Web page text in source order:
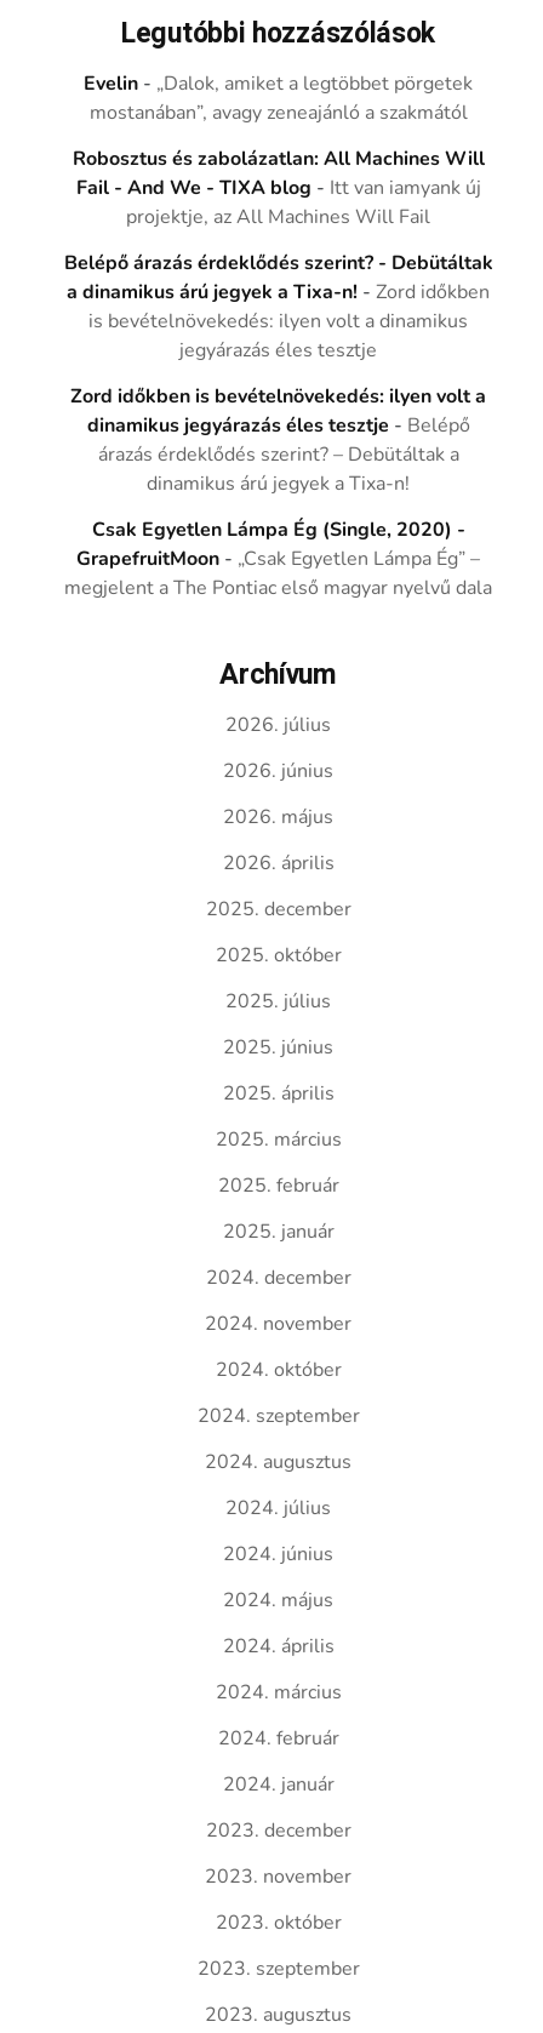
Legutóbbi hozzászólások
Evelin - „Dalok, amiket a legtöbbet pörgetek
mostanában”, avagy zeneajánló a szakmától
Robosztus és zabolázatlan: All Machines Will
Fail - And We - TIXA blog - Itt van iamyank új
projektje, az All Machines Will Fail
Belépő árazás érdeklődés szerint? - Debütáltak
a dinamikus árú jegyek a Tixa-n! -Zord időkben
is bevételnövekedés: ilyen volt a dinamikus
jegyárazás éles tesztje
Zord időkben is bevételnövekedés: ilyen volt a
dinamikus jegyárazás éles tesztje - Belépő
árazás érdeklődés szerint? – Debütáltak a
dinamikus árú jegyek a Tixa-n!
Csak Egyetlen Lámpa Ég (Single, 2020) -
GrapefruitMoon - „Csak Egyetlen Lámpa Ég” –
megjelent a The Pontiac első magyar nyelvű dala
Archívum
2026. július
2026. június
2026. május
2026. április
2025. december
2025. október
2025. július
2025. június
2025. április
2025. március
2025. február
2025. január
2024. december
2024. november
2024. október
2024. szeptember
2024. augusztus
2024. július
2024. június
2024. május
2024. április
2024. március
2024. február
2024. január
2023. december
2023. november
2023. október
2023. szeptember
2023. augusztus